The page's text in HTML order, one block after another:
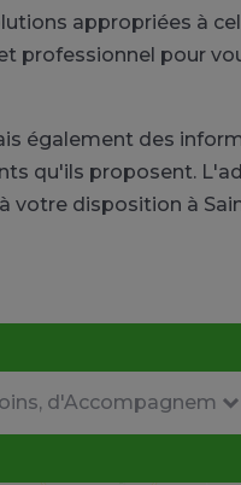
appropriées à
professionnel pour
également des
qu'ils proposent.
votre disposition à